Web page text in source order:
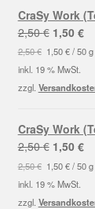
CraSy Work
2,50€
Preis
war:
2,50 €
1,50 €
2,50€ 1,50€/50 g
inkl. 19 % MwSt.
zzgl.
CraSy Work
2,50€
Preis
war:
2,50 €
1,50 €
2,50€ 1,50€/50 g
inkl. 19 % MwSt.
zzgl.